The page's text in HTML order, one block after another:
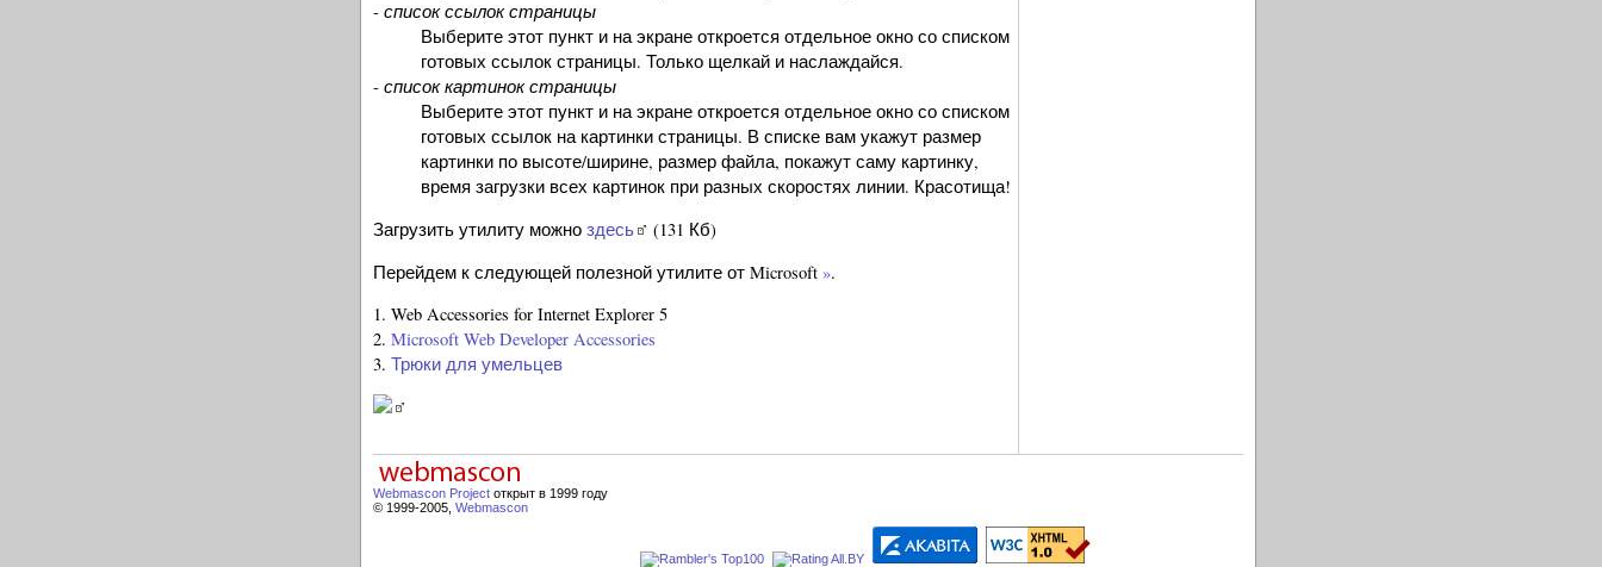
- список ссылок страницы
Выберите этот пункт и на экране откроется отдельное окно со списком
готовых ссылок страницы. Только щелкай и наслаждайся.
- список картинок страницы
Выберите этот пункт и на экране откроется отдельное окно со списком
готовых ссылок на картинки страницы. В списке вам укажут размер
картинки по высоте/ширине, размер файла, покажут саму картинку,
время загрузки всех картинок при разных скоростях линии. Красотища!
Загрузить утилиту можно здесь
(131 Кб)
Перейдем к следующей полезной утилите от Microsoft ».
1. Web Accessories for Internet Explorer 5
2. Microsoft Web Developer Accessories
3. Трюки для умельцев
Webmascon Project открыт в 1999 году
© 1999-2005, Webmascon